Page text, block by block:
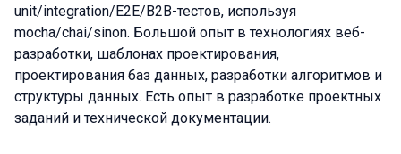
unit/integration/E2E/B2B-тестов, используя
mocha/chai/sinon. Большой опыт в технологиях веб-
разработки, шаблонах проектирования,
проектирования баз данных, разработки алгоритмов и
структуры данных. Есть опыт в разработке проектных
заданий и технической документации.